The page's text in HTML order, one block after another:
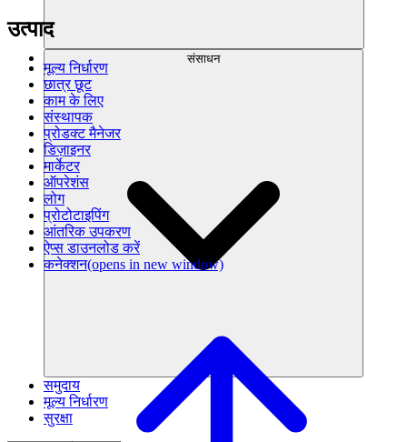
संसाधन
समुदाय
मूल्य निर्धारण
सुरक्षा
उत्पाद
मूल्य निर्धारण
छात्र छूट
काम के लिए
संस्थापक
प्रोडक्ट मैनेजर
डिज़ाइनर
मार्केटर
ऑपरेशंस
लोग
प्रोटोटाइपिंग
आंतरिक उपकरण
ऐप्स डाउनलोड करें
कनेक्शन(opens in new window)